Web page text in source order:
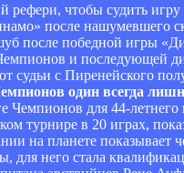
рефери, чтобы судить
после нашумевшего
после победной игры
и последующей
судьи с Пиренейского
один всегда
Чемпионов для 44-
турнире в 20 играх,
на планете показывает
для него стала